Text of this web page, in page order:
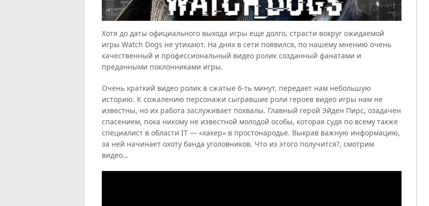
Хотя до даты официального выхода игры еще долго, страсти вокруг ожидаемой
игры Watch Dogs не утихают. На днях в сети появился, по нашему мнению очень
качественный и профессиональный видео ролик созданный фанатами и
преданными поклонниками игры.
Очень краткий видео ролик в сжатые 6-ть минут, передает нам небольшую
историю. К сожалению персонажи сыгравшие роли героев видео игры нам не
известны, но их работа заслуживает похвалы. Главный герой Эйден Пирс, озадачен
спасением, пока никому не известной молодой особы, которая судя по всему также
специалист в области IT — «хакер» в простонародье. Выкрав важную информацию,
за ней начинает охоту банда уголовников. Что из этого получится?, смотрим
видео…